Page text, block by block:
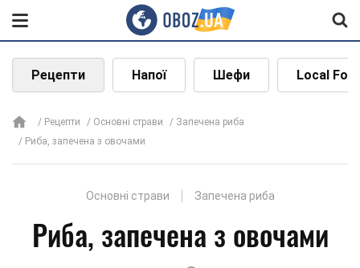
Рецепти Напої Шефи Local
Рецепти Основні страви
Запечена риба
Риба, запечена з овочами
Основні страви Запечена риба
Риба, запечена з овочами